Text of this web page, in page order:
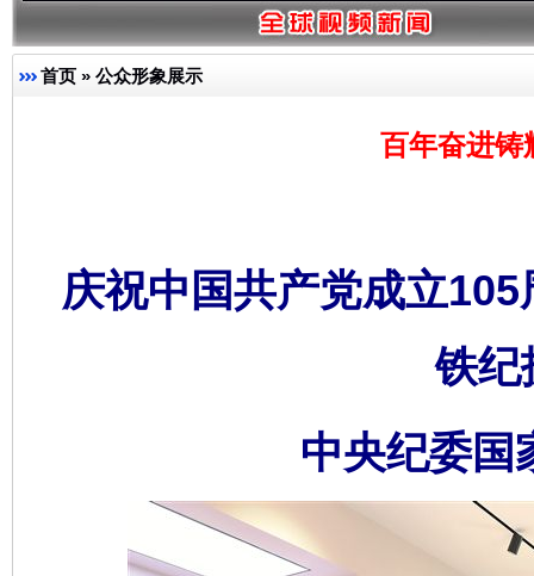
首页 » 公众形象展示
百年奋进铸
庆祝中国共产党成立
铁纪
中央纪委国